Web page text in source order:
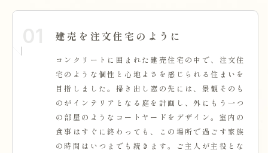
建売を注文住宅のように
コンクリートに囲まれた建売住宅の中で、注文住
宅のような個性と心地よさを感じられる住まいを
目指しました。掃き出し窓の先には、景観そのも
のがインテリアとなる庭を計画し、外にもう一つ
の部屋のようなコートヤードをデザイン。室内の
食事はすぐに終わっても、この場所で過ごす家族
の時間はいつまでも続きます。ご主人が主役とな